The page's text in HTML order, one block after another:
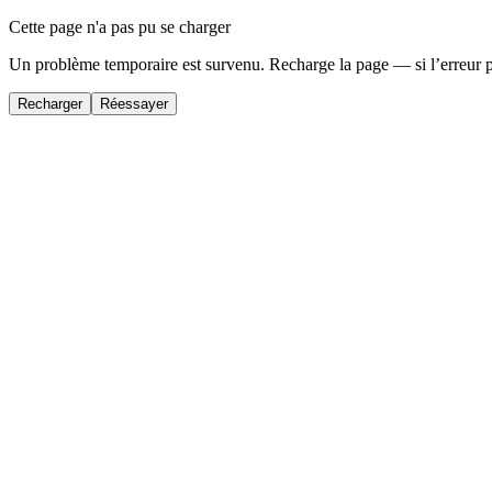
Cette page n'a pas pu se charger
Un problème temporaire est survenu. Recharge la page — si
Recharger Réessayer